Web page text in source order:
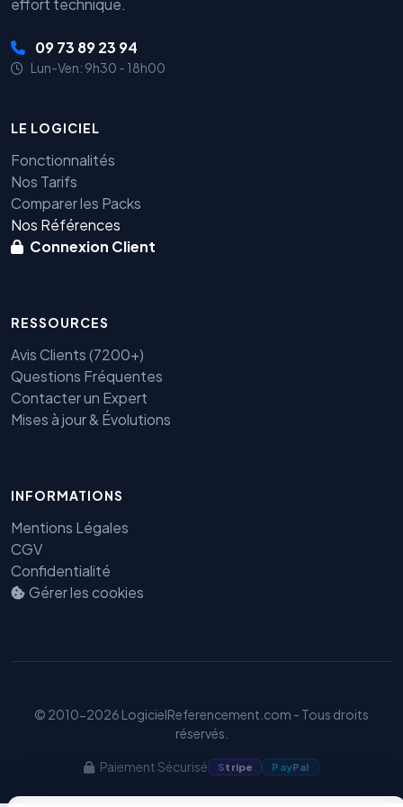
effort technique.
09 73 89 23 94
Lun-Ven: 9h30 - 18h00
LE LOGICIEL
Fonctionnalités
Nos Tarifs
Comparer les Packs
Nos Références
Connexion Client
RESSOURCES
Avis Clients (7200+)
Questions Fréquentes
Contacter un Expert
Mises à jour & Évolutions
INFORMATIONS
Mentions Légales
CGV
Confidentialité
Gérer les cookies
© 2010-2026 LogicielReferencement.com - Tous droits
réservés.
Paiement Sécurisé Stripe PayPal